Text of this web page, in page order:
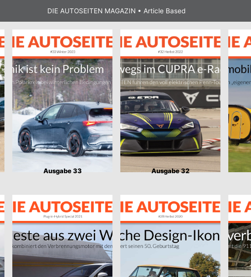
DIE AUTOSEITEN MAGAZIN • Article Based
Ausgabe 33 Ausgabe 32